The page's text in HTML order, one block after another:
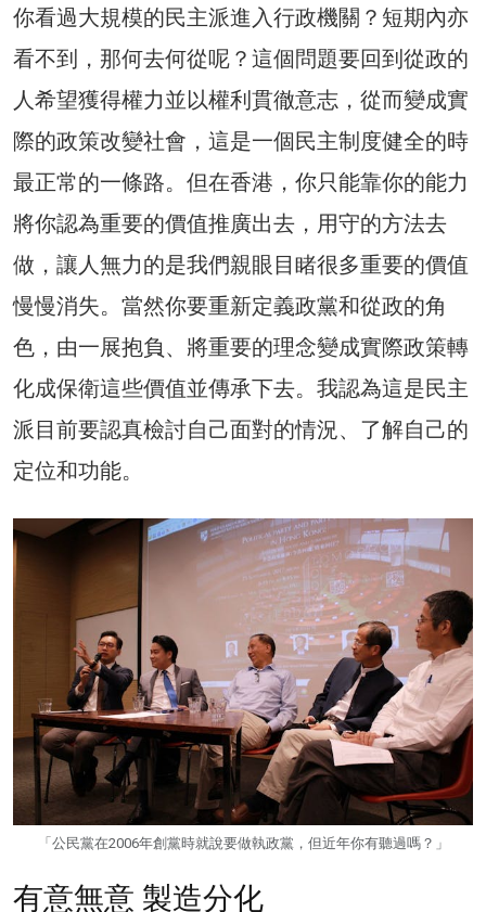
你看過大規模的民主派進入行政機關？短期內亦
看不到，那何去何從呢？這個問題要回到從政的
人希望獲得權力並以權利貫徹意志，從而變成實
際的政策改變社會，這是一個民主制度健全的時
最正常的一條路。但在香港，你只能靠你的能力
將你認為重要的價值推廣出去，用守的方法去
做，讓人無力的是我們親眼目睹很多重要的價值
慢慢消失。當然你要重新定義政黨和從政的角
色，由一展抱負、將重要的理念變成實際政策轉
化成保衛這些價值並傳承下去。我認為這是民主
派目前要認真檢討自己面對的情況、了解自己的
定位和功能。
「公民黨在2006年創黨時就說要做執政黨，但近年你有聽過嗎？」
有意無意 製造分化